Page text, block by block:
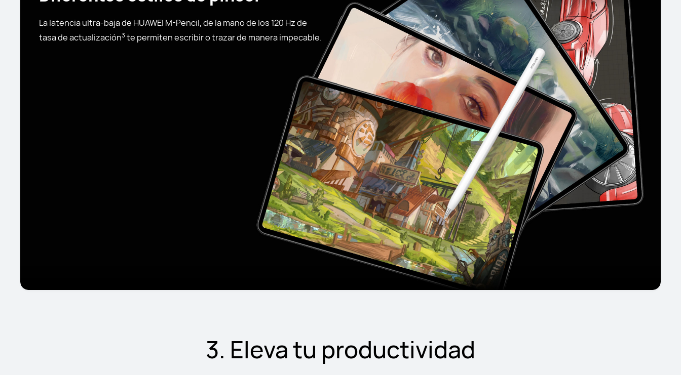
La latencia ultra-baja de HUAWEI M-Pencil, de la mano de los 120 Hz de
tasa de actualización3 te permiten escribir o trazar de manera impecable.
3. Eleva tu productividad